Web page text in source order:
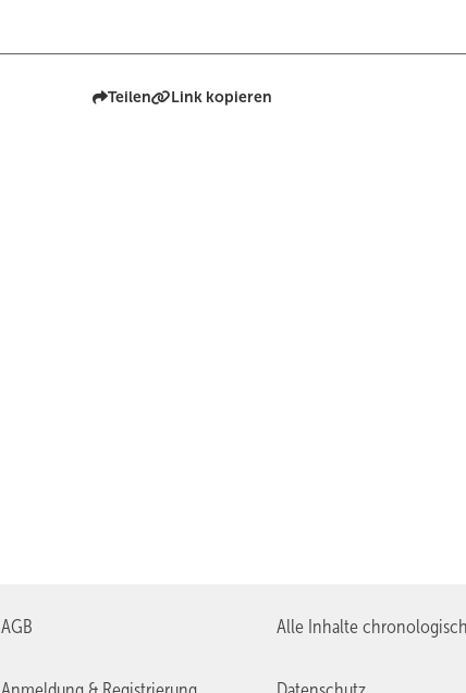
Teilen Link kopieren
AGB Alle Inhalte chronologisch